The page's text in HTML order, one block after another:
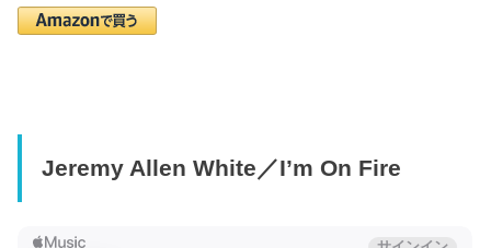
Jeremy Allen White／I’m On Fire